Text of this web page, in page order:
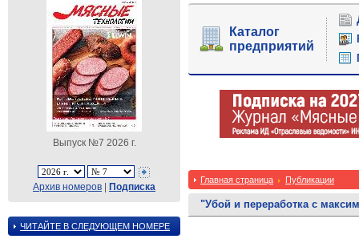
Выпуск №7 2026 г.
Архив номеров | Подписка
ЧИТАЙТЕ В СЛЕДУЮЩЕМ НОМЕРЕ
Каталог
предприятий
Главная страница Публикации
"Убой и переработка с